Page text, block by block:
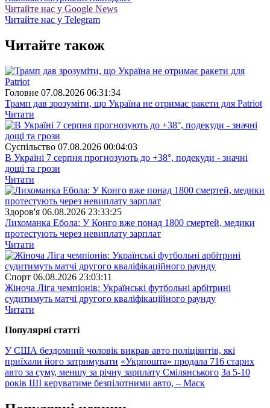
Читайте нас у Google News
Читайте нас у Telegram
Читайте також
Головне 07.08.2026 06:31:34
Трамп дав зрозуміти, що Україна не отримає ракети для Patriot
Читати
Суспiльство 07.08.2026 00:04:03
В Україні 7 серпня прогнозують до +38°, подекуди - значні
дощі та грози
Читати
Здоров'я 06.08.2026 23:33:25
Лихоманка Ебола: У Конго вже понад 1800 смертей, медики
протестують через невиплату зарплат
Читати
Спорт 06.08.2026 23:03:11
Жіноча Ліга чемпіонів: Українські футбольні арбітрині
судитимуть матчі другого кваліфікаційного раунду
Читати
Популярнi статтi
У США бездомний чоловік викрав авто поліціянтів, які
приїхали його затримувати «Укрпошта» продала 716 старих
авто за суму, меншу за річну зарплату Смілянського За 5-10
років ШІ керуватиме безпілотними авто, – Маск